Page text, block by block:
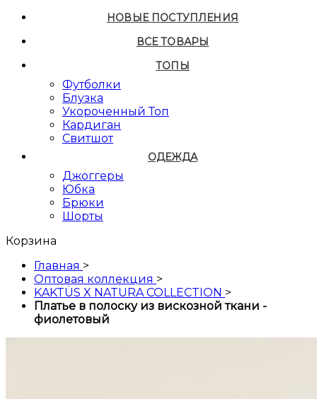
НОВЫЕ ПОСТУПЛЕНИЯ
ВСЕ ТОВАРЫ
ТОПЫ
Футболки
Блузка
Укороченный Топ
Кардиган
Свитшот
ОДЕЖДА
Джоггеры
Юбка
Брюки
Шорты
Корзина
Главная >
Оптовая коллекция >
KAKTÜS X NATURA COLLECTION >
Платье в полоску из вискозной ткани -
фиолетовый